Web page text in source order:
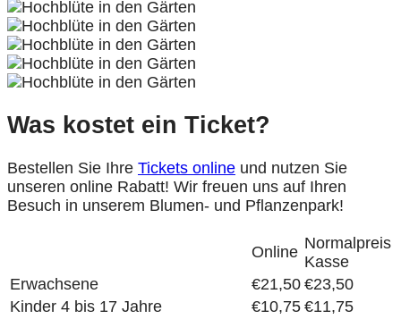
Was kostet ein Ticket?
Bestellen Sie Ihre Tickets online und nutzen Sie
unseren online Rabatt! Wir freuen uns auf Ihren
Besuch in unserem Blumen- und Pflanzenpark!
Online Normalpreis
Kasse
Erwachsene
€21,50 €23,50
Kinder 4 bis 17 Jahre
€10,75 €11,75